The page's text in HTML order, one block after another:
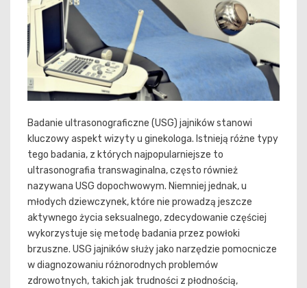
Badanie ultrasonograficzne (USG) jajników stanowi
kluczowy aspekt wizyty u ginekologa. Istnieją różne typy
tego badania, z których najpopularniejsze to
ultrasonografia transwaginalna, często również
nazywana USG dopochwowym. Niemniej jednak, u
młodych dziewczynek, które nie prowadzą jeszcze
aktywnego życia seksualnego, zdecydowanie częściej
wykorzystuje się metodę badania przez powłoki
brzuszne. USG jajników służy jako narzędzie pomocnicze
w diagnozowaniu różnorodnych problemów
zdrowotnych, takich jak trudności z płodnością,